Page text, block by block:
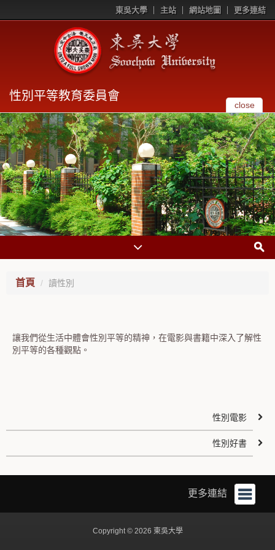
東吳大學 主站 網站地圖 更多連結
性別平等教育委員會
close
首頁 讀性別
讓我們從生活中體會性別平等的精神，在電影與書籍中深入了解性
別平等的各種觀點。
性別電影
性別好書
更多連結
Copyright © 2026 東吳大學